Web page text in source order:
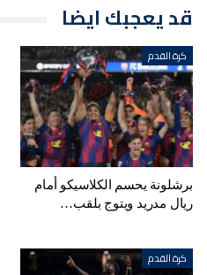
قد يعجبك ايضا
كرة القدم
برشلونة يحسم الكلاسيكو أمام
ريال مدريد ويتوج بلقب…
كرة القدم